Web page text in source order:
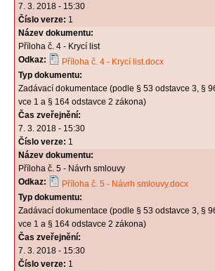
7. 3. 2018 - 15:30
Číslo verze: 1
Název dokumentu:
Příloha č. 4 - Krycí list
Odkaz:
Příloha č. 4 - Krycí list.docx
Typ dokumentu:
Zadávací dokumentace (podle § 53 odstavce 3, §
vce 1 a § 164 odstavce 2 zákona)
Čas zveřejnění:
7. 3. 2018 - 15:30
Číslo verze: 1
Název dokumentu:
Příloha č. 5 - Návrh smlouvy
Odkaz:
Příloha č. 5 - Návrh smlouvy.docx
Typ dokumentu:
Zadávací dokumentace (podle § 53 odstavce 3, §
vce 1 a § 164 odstavce 2 zákona)
Čas zveřejnění:
7. 3. 2018 - 15:30
Číslo verze: 1